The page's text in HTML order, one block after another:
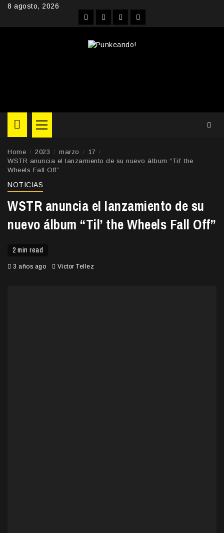
Skip8 agosto, 2026
FacebookInstagram
YouTubeTwitter
Primary
Menu
Home 2023 marzo
17
WSTR anuncia el lanzamiento de su nuevo álbum “Til’ the
Wheels Fall Off”
NOTICIAS
WSTR anuncia el lanzamiento de su
nuevo álbum “Til’ the Wheels Fall Off”
2 min read
3 años ago Victor Tellez